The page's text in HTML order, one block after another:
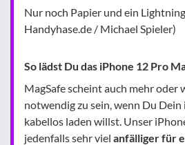
Nur noch Papier und ein
Handyhase.de / Michael Spieler)
So lädst Du das iPhone 12 Pro
MagSafe scheint auch mehr oder
notwendig zu sein, wenn Du
kabellos laden willst. Unser
jedenfalls sehr viel anfälliger für